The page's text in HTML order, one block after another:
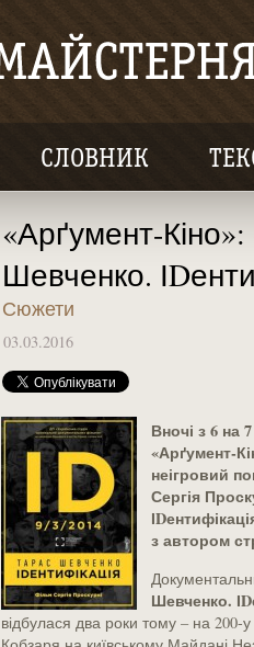
СЛОВНИК
«Арґумент-
Шевченко.
Сюжети
03.03.2016
Вночі з 6 на
«Арґумент-
неігровий
Сергія
з автором
Шевченко.
відбулася два роки тому – на